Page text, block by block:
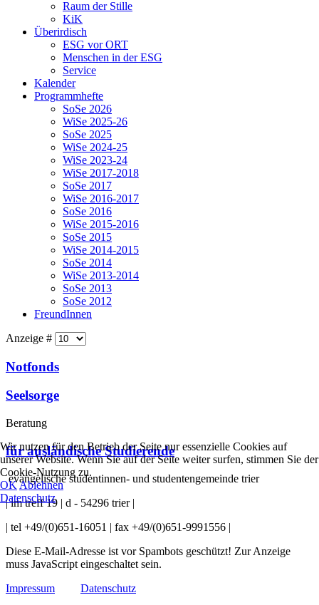
Raum der Stille
KiK
Überirdisch
ESG vor ORT
Menschen in der ESG
Service
Kalender
Programmhefte
SoSe 2026
WiSe 2025-26
SoSe 2025
WiSe 2024-25
WiSe 2023-24
WiSe 2017-2018
SoSe 2017
WiSe 2016-2017
SoSe 2016
WiSe 2015-2016
SoSe 2015
WiSe 2014-2015
SoSe 2014
WiSe 2013-2014
SoSe 2013
SoSe 2012
FreundInnen
Anzeige #
Notfonds
Seelsorge
Beratung
für ausländische Studierende
evangelische studentinnen- und studentengemeinde trier
| im treff 19 | d - 54296 trier |
| tel +49/(0)651-16051 | fax +49/(0)651-9991556 |
Diese E-Mail-Adresse ist vor Spambots geschützt! Zur Anzeige
muss JavaScript eingeschaltet sein.
Impressum
Datenschutz
Wir nutzen für den Betrieb der Seite nur essenzielle Cookies auf
unserer Website. Wenn Sie auf der Seite weiter surfen, stimmen Sie der
Cookie-Nutzung zu.
OKAblehnen
Datenschutz